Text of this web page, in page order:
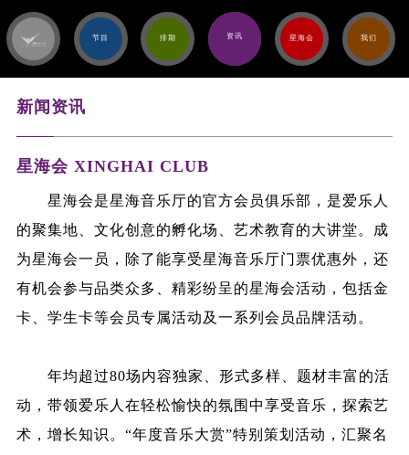
节目 排期 资讯 星海会 我们
新闻资讯
星海会 XINGHAI CLUB
星海会是星海音乐厅的官方会员俱乐部，是爱乐人
的聚集地、文化创意的孵化场、艺术教育的大讲堂。成
为星海会一员，除了能享受星海音乐厅门票优惠外，还
有机会参与品类众多、精彩纷呈的星海会活动，包括金
卡、学生卡等会员专属活动及一系列会员品牌活动。
年均超过80场内容独家、形式多样、题材丰富的活
动，带领爱乐人在轻松愉快的氛围中享受音乐，探索艺
术，增长知识。“年度音乐大赏”特别策划活动，汇聚名